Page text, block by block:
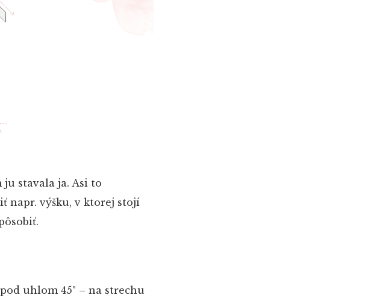
ju stavala ja. Asi to
napr. výšku, v ktorej stojí
uhlom 45° – na strechu